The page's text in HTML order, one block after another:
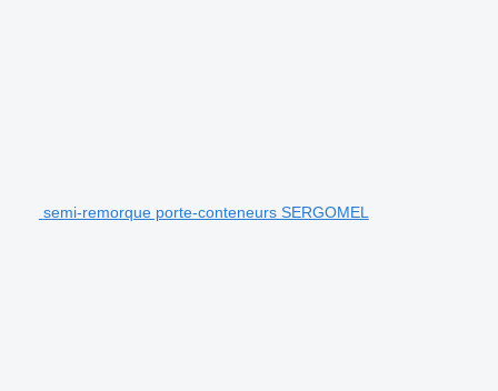
semi-remorque porte-conteneurs SERGOMEL